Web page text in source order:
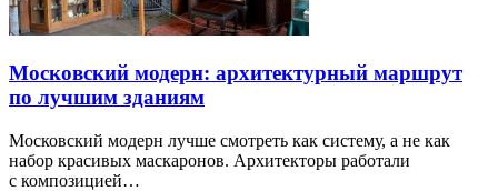
Московский модерн: архитектурный маршрут
по лучшим зданиям
Московский модерн лучше смотреть как систему, а не как
набор красивых маскаронов. Архитекторы работали
с композицией…